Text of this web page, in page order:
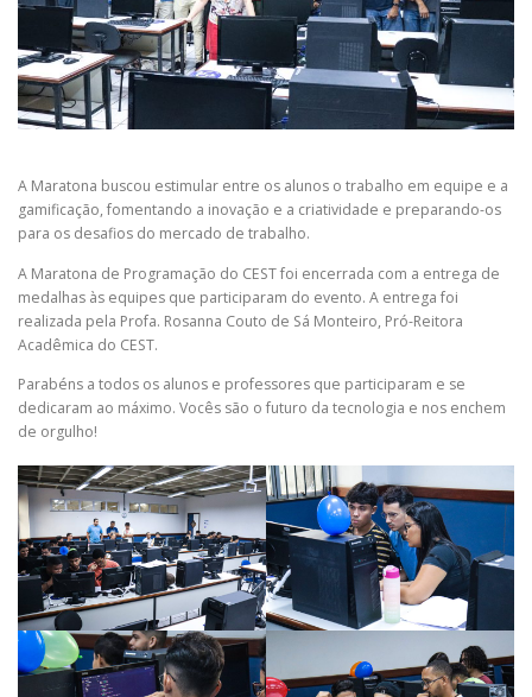
A Maratona buscou estimular entre os alunos o trabalho em equipe e a
gamificação, fomentando a inovação e a criatividade e preparando-os
para os desafios do mercado de trabalho.
A Maratona de Programação do CEST foi encerrada com a entrega de
medalhas às equipes que participaram do evento. A entrega foi
realizada pela Profa. Rosanna Couto de Sá Monteiro, Pró-Reitora
Acadêmica do CEST.
Parabéns a todos os alunos e professores que participaram e se
dedicaram ao máximo. Vocês são o futuro da tecnologia e nos enchem
de orgulho!